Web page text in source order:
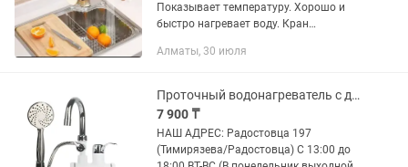
Показывает температуру. Хорошо и
быстро нагревает воду. Кран
Особенно хорошо, если его поставить
Алматы, 30 июля
Проточный водонагреватель с душем Delimano
7 900 ₸
НАШ АДРЕС: Радостовца 197
(Тимирязева/Радостовца) С 13:00 до